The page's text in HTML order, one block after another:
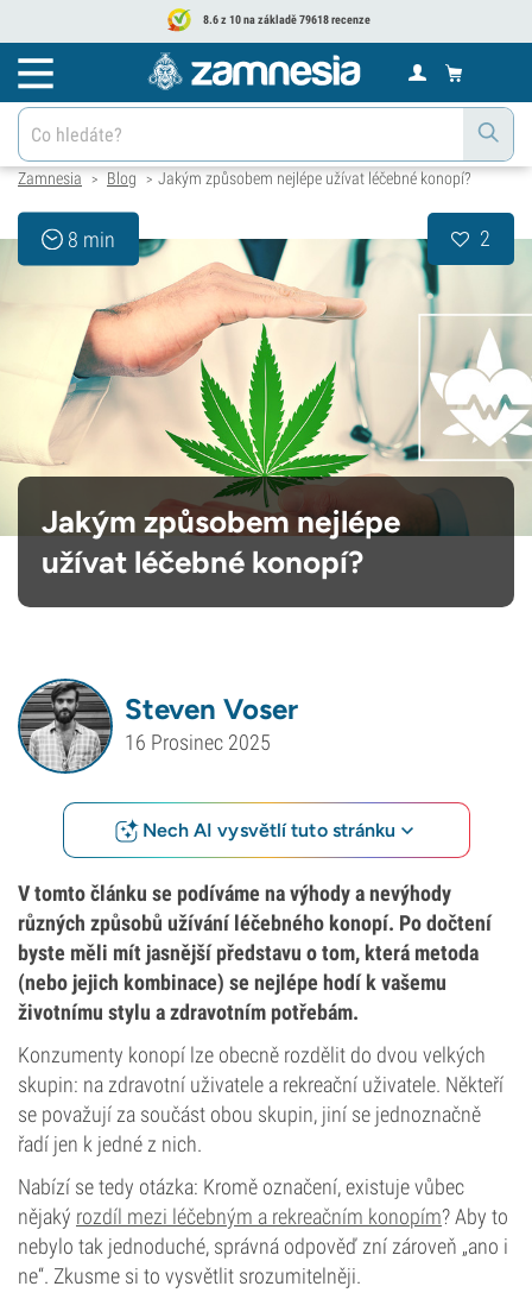
8.6 z 10 na základě 79618 recenze
Zamnesia > Blog > Jakým způsobem nejlépe užívat léčebné konopí?
8 min 2
Jakým způsobem nejlépe
užívat léčebné konopí?
Steven Voser
16 Prosinec 2025
Nech AI vysvětlí tuto stránku
V tomto článku se podíváme na výhody a nevýhody
různých způsobů užívání léčebného konopí. Po dočtení
byste měli mít jasnější představu o tom, která metoda
(nebo jejich kombinace) se nejlépe hodí k vašemu
životnímu stylu a zdravotním potřebám.
Konzumenty konopí lze obecně rozdělit do dvou velkých
skupin: na zdravotní uživatele a rekreační uživatele. Někteří
se považují za součást obou skupin, jiní se jednoznačně
řadí jen k jedné z nich.
Nabízí se tedy otázka: Kromě označení, existuje vůbec
nějaký rozdíl mezi léčebným a rekreačním konopím? Aby to
nebylo tak jednoduché, správná odpověď zní zároveň „ano i
ne“. Zkusme si to vysvětlit srozumitelněji.